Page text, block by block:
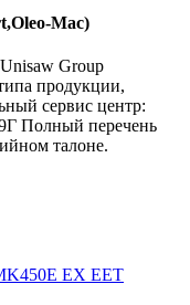
Mac)
Group
продукции,
сервис центр:
Полный перечень
талоне.
EX EET